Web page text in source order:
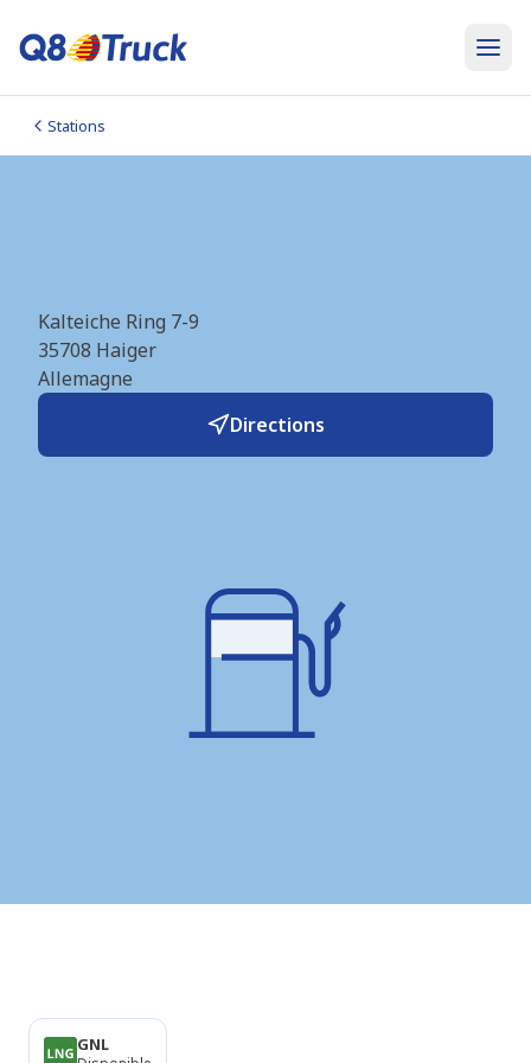
Stations
Kalteiche Ring 7-9
35708 Haiger
Allemagne
Directions
GNL